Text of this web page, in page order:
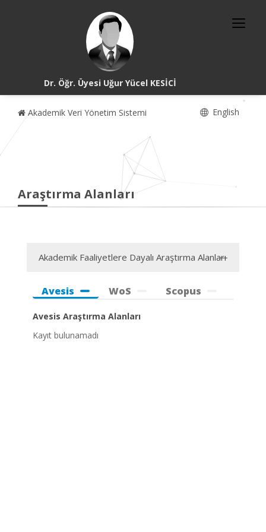
Dr. Öğr. Üyesi Uğur Yücel KESİCİ
Akademik Veri Yönetim Sistemi English
Araştırma Alanları
Akademik Faaliyetlere Dayalı Araştırma Alanları
Avesis WoS Scopus
Avesis Araştırma Alanları
Kayıt bulunamadı